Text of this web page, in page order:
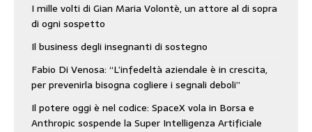
I mille volti di Gian Maria Volontè, un attore al di sopra
di ogni sospetto
Il business degli insegnanti di sostegno
Fabio Di Venosa: “L’infedeltà aziendale è in crescita,
per prevenirla bisogna cogliere i segnali deboli”
Il potere oggi è nel codice: SpaceX vola in Borsa e
Anthropic sospende la Super Intelligenza Artificiale